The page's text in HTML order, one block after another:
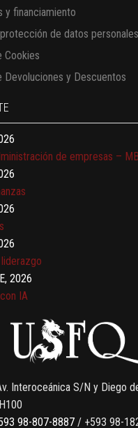
y financiamiento
de datos personales
Cookies
Devoluciones y Descuentos
financieros
de empresas –
2026
IA
datos
financieros
Interoceánica S/N y Diego
98-807-8887 / +593 98-